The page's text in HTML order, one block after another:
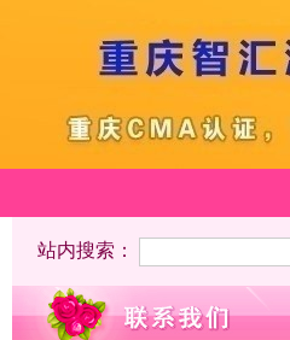
站内搜索：